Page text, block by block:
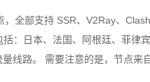
，全部支持 SSR、V2Ray、
：日本、法国、阿根廷、菲律
线路。 需要注意的是，节点来